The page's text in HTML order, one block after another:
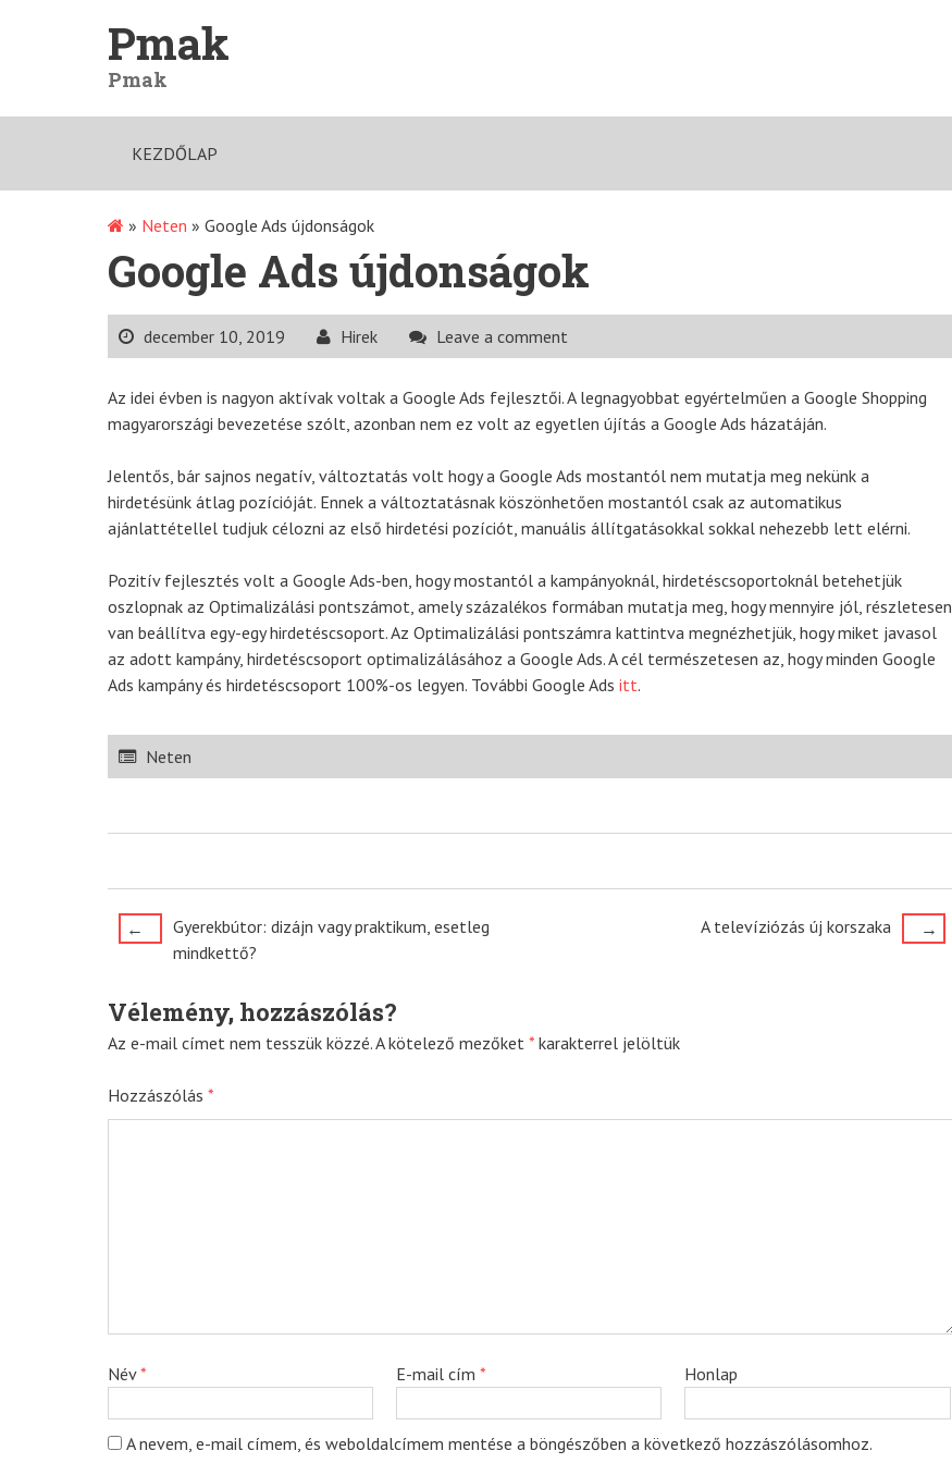
Pmak
Pmak
KEZDŐLAP
» Neten » Google Ads újdonságok
Google Ads újdonságok
december 10, 2019 Hirek Leave a comment
Az idei évben is nagyon aktívak voltak a Google Ads fejlesztői. A legnagyobbat egyértelműen a Google Shopping
magyarországi bevezetése szólt, azonban nem ez volt az egyetlen újítás a Google Ads házatáján.
Jelentős, bár sajnos negatív, változtatás volt hogy a Google Ads mostantól nem mutatja meg nekünk a
hirdetésünk átlag pozícióját. Ennek a változtatásnak köszönhetően mostantól csak az automatikus
ajánlattétellel tudjuk célozni az első hirdetési pozíciót, manuális állítgatásokkal sokkal nehezebb lett elérni.
Pozitív fejlesztés volt a Google Ads-ben, hogy mostantól a kampányoknál, hirdetéscsoportoknál betehetjük
oszlopnak az Optimalizálási pontszámot, amely százalékos formában mutatja meg, hogy mennyire jól, részletesen
van beállítva egy-egy hirdetéscsoport. Az Optimalizálási pontszámra kattintva megnézhetjük, hogy miket javasol
az adott kampány, hirdetéscsoport optimalizálásához a Google Ads. A cél természetesen az, hogy minden Google
Ads kampány és hirdetéscsoport 100%-os legyen. További Google Ads itt.
Neten
Post
navigation
←
Gyerekbútor: dizájn vagy praktikum, esetleg
mindkettő?
A televíziózás új korszaka →
Vélemény, hozzászólás?
Az e-mail címet nem tesszük közzé.A kötelező mezőket *karakterrel jelöltük
Hozzászólás *
Név* E-mail cím * Honlap
A nevem, e-mail címem, és weboldalcímem mentése a böngészőben a következő hozzászólásomhoz.